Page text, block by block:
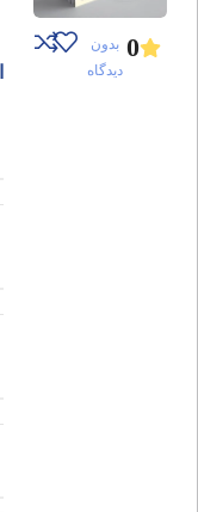
0 بدون
دیدگاه